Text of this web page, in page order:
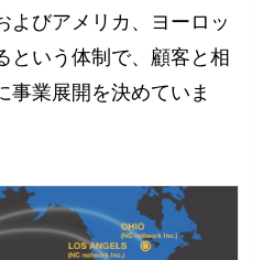
よびアメリカ、ヨーロッ
という体制で、顧客と相
事業展開を決めていま